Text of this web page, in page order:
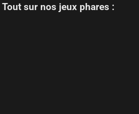
Tout sur nos jeux phares :